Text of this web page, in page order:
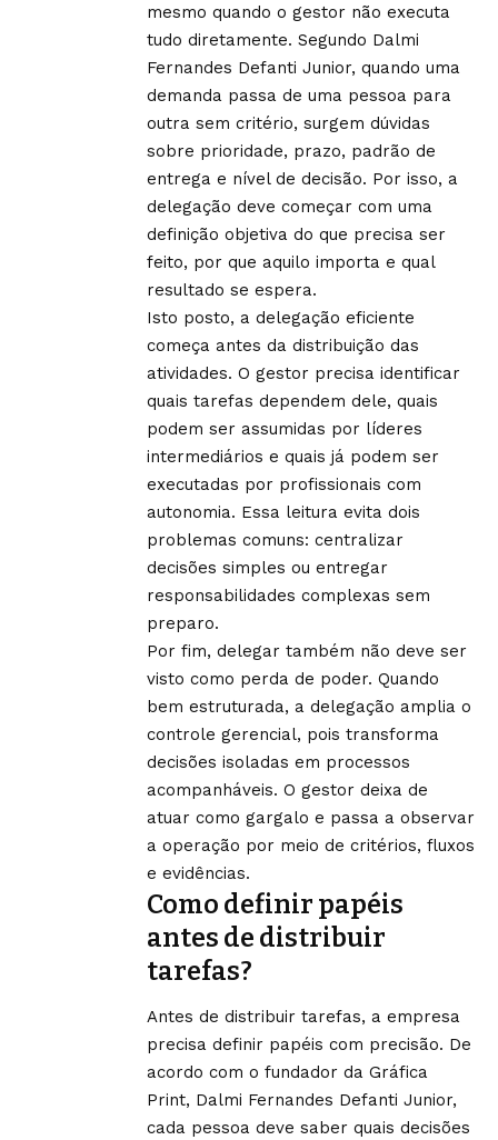
mesmo quando o gestor não executa
tudo diretamente. Segundo Dalmi
Fernandes Defanti Junior, quando uma
demanda passa de uma pessoa para
outra sem critério, surgem dúvidas
sobre prioridade, prazo, padrão de
entrega e nível de decisão. Por isso, a
delegação deve começar com uma
definição objetiva do que precisa ser
feito, por que aquilo importa e qual
resultado se espera.
Isto posto, a delegação eficiente
começa antes da distribuição das
atividades. O gestor precisa identificar
quais tarefas dependem dele, quais
podem ser assumidas por líderes
intermediários e quais já podem ser
executadas por profissionais com
autonomia. Essa leitura evita dois
problemas comuns: centralizar
decisões simples ou entregar
responsabilidades complexas sem
preparo.
Por fim, delegar também não deve ser
visto como perda de poder. Quando
bem estruturada, a delegação amplia o
controle gerencial, pois transforma
decisões isoladas em processos
acompanháveis. O gestor deixa de
atuar como gargalo e passa a observar
a operação por meio de critérios, fluxos
e evidências.
Como definir papéis
antes de distribuir
tarefas?
Antes de distribuir tarefas, a empresa
precisa definir papéis com precisão. De
acordo com o fundador da Gráfica
Print, Dalmi Fernandes Defanti Junior,
cada pessoa deve saber quais decisões